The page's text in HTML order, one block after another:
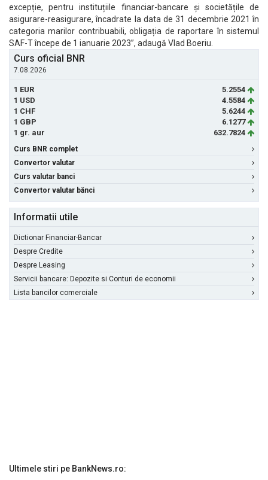
excepție, pentru instituțiile financiar-bancare și societățile de
asigurare-reasigurare, încadrate la data de 31 decembrie 2021 în
categoria marilor contribuabili, obligația de raportare în sistemul
SAF-T începe de 1 ianuarie 2023”, adaugă Vlad Boeriu.
Curs oficial BNR
7.08.2026
1 EUR
5.2554
1 USD
4.5584
1 CHF
5.6244
1 GBP
6.1277
1 gr. aur
632.7824
Curs BNR complet
Convertor valutar
Curs valutar banci
Convertor valutar bănci
Informatii utile
Dictionar Financiar-Bancar
Despre Credite
Despre Leasing
Servicii bancare: Depozite si Conturi de economii
Lista bancilor comerciale
Ultimele stiri pe BankNews.ro: